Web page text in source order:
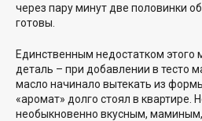
через пару минут две половинки
готовы.
Единственным недостатком
деталь – при добавлении в тесто
масло начинало вытекать из
«аромат» долго стоял в квартире.
необыкновенно вкусным,